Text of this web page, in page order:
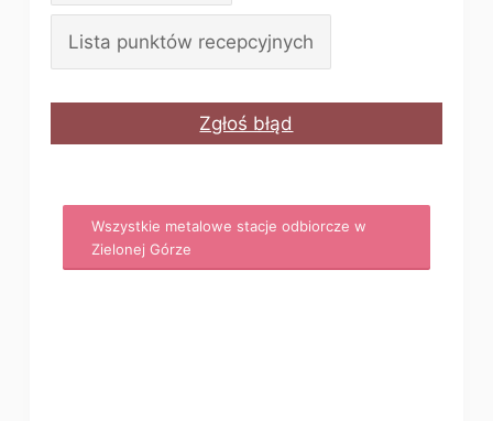
Lista punktów recepcyjnych
Zgłoś błąd
Wszystkie metalowe stacje odbiorcze w
Zielonej Górze